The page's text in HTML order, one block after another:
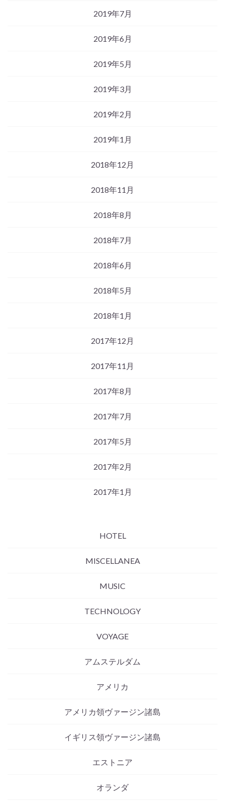
2019年7月
2019年6月
2019年5月
2019年3月
2019年2月
2019年1月
2018年12月
2018年11月
2018年8月
2018年7月
2018年6月
2018年5月
2018年1月
2017年12月
2017年11月
2017年8月
2017年7月
2017年5月
2017年2月
2017年1月
HOTEL
MISCELLANEA
MUSIC
TECHNOLOGY
VOYAGE
アムステルダム
アメリカ
アメリカ領ヴァージン諸島
イギリス領ヴァージン諸島
エストニア
オランダ